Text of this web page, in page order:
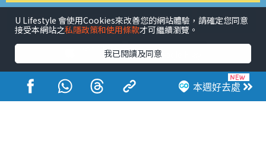
本週好去處
活動展覽 市集 開倉 尖沙咀好去處
銅鑼灣好去處
元朗好去處
荃灣好去處 旺角好去處 社會 餐廳情報
U Lifestyle 會使用Cookies來改善您的網站體驗，請確定您同意
接受本網站之私隱政策和使用條款才可繼續瀏覽。
我已閱讀及同意